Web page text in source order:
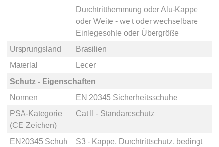
Durchtritthemmung oderAlu-Kappe
oder Weite - weitoder wechselbare
Einlegesohle oder Übergröße
Ursprungsland
Brasilien
Material
Leder
Schutz - Eigenschaften
Normen
EN 20345 Sicherheitsschuhe
PSA-Kategorie
(CE-Zeichen)
Cat II - Standardschutz
EN20345 Schuh
S3 - Kappe, Durchtrittschutz, bedingt